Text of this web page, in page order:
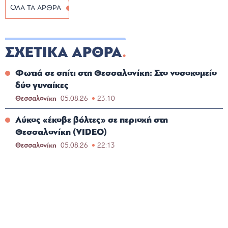
ΟΛΑ ΤΑ ΑΡΘΡΑ
ΣΧΕΤΙΚΑ ΑΡΘΡΑ
Φωτιά σε σπίτι στη Θεσσαλονίκη: Στο νοσοκομείο
δύο γυναίκες
Θεσσαλονίκη 05.08.26 23:10
Λύκος «έκοβε βόλτες» σε περιοχή στη
Θεσσαλονίκη (VIDEO)
Θεσσαλονίκη 05.08.26 22:13